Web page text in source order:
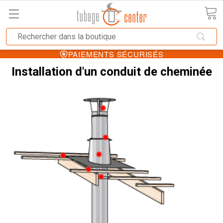
PAIEMENTS SÉCURISÉS
Installation d'un conduit de cheminée